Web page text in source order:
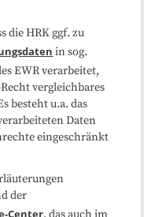
die HRK ggf. zu
in sog.
EWR verarbeitet,
vergleichbares
besteht u.a. das
Daten
eingeschränkt
der
Center